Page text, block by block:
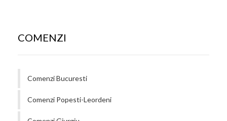
COMENZI
Comenzi Bucuresti
Comenzi Popesti-Leordeni